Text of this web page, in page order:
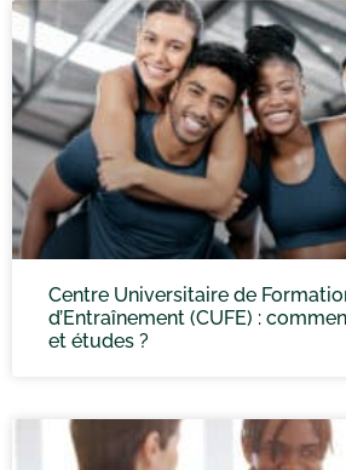
Centre Universitaire de
d’Entraînement (CUFE) :
et études ?